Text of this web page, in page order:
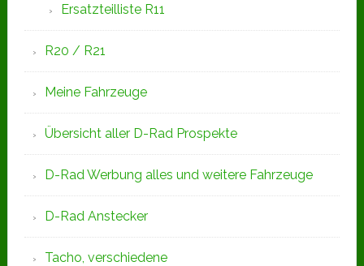
Ersatzteilliste R11
R20 / R21
Meine Fahrzeuge
Übersicht aller D-Rad Prospekte
D-Rad Werbung alles und weitere Fahrzeuge
D-Rad Anstecker
Tacho, verschiedene